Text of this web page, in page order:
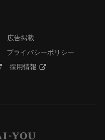
広告掲載
プライバシーポリシー
採用情報